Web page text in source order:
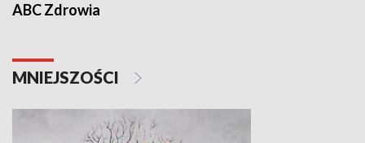
ABC Zdrowia
MNIEJSZOŚCI